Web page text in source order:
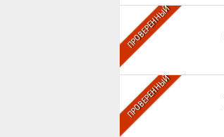
ПРОВЕРЕННЫЙ
ПРОВЕРЕННЫЙ